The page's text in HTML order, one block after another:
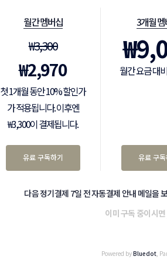
월간 멤버십
₩3,300
₩2,970
첫 1개월 동안 10% 할인가
가 적용됩니다. 이후엔
₩3,300이 결제됩니다.
유료 구독하기
3개월
₩
월간 요금 대
유료 구독
다음 정기결제 7일 전 자동결제 안내 메일을
이미 구독 중이시면
Powered byBluedot ,